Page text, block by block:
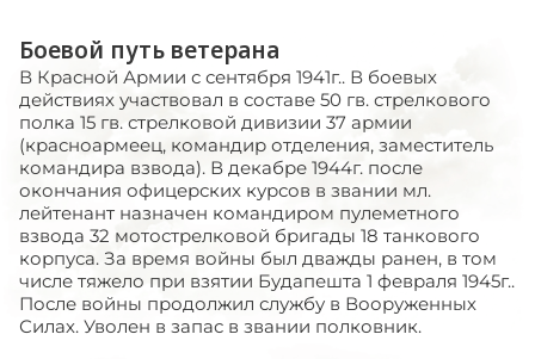
Боевой путь ветерана
В Красной Армии с сентября 1941г.. В боевых
действиях участвовал в составе 50 гв. стрелкового
полка 15 гв. стрелковой дивизии 37 армии
(красноармеец, командир отделения, заместитель
командира взвода). В декабре 1944г. после
окончания офицерских курсов в звании мл.
лейтенант назначен командиром пулеметного
взвода 32 мотострелковой бригады 18 танкового
корпуса. За время войны был дважды ранен, в том
числе тяжело при взятии Будапешта 1 февраля 1945г..
После войны продолжил службу в Вооруженных
Силах. Уволен в запас в звании полковник.